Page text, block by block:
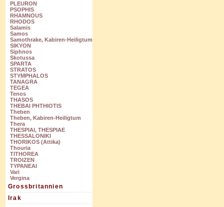
PLEURON
PSOPHIS
RHAMNOUS
RHODOS
Salamis
Samos
Samothrake, Kabiren-Heiligtum
SIKYON
Siphnos
Skotussa
SPARTA
STRATOS
STYMPHALOS
TANAGRA
TEGEA
Tenos
THASOS
THEBAI PHTHIOTIS
Theben
Theben, Kabiren-Heiligtum
Thera
THESPIAI, THESPIAE
THESSALONIKI
THORIKOS (Attika)
Thouria
TITHOREA
TROIZEN
TYPANEAI
Vari
Vergina
Grossbritannien
Irak